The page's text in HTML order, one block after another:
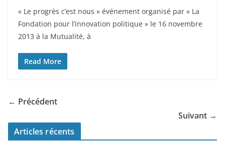
« Le progrès c’est nous » événement organisé par « La
Fondation pour l’innovation politique » le 16 novembre
2013 à la Mutualité, à
Read More
← Précédent
Suivant →
Articles récents